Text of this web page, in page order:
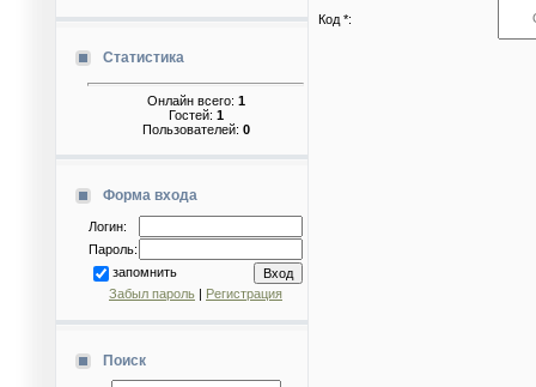
Статистика
Онлайн всего: 1
Гостей: 1
Пользователей: 0
Форма входа
Логин:
Пароль:
запомнить
Забыл пароль | Регистрация
Поиск
Код *: